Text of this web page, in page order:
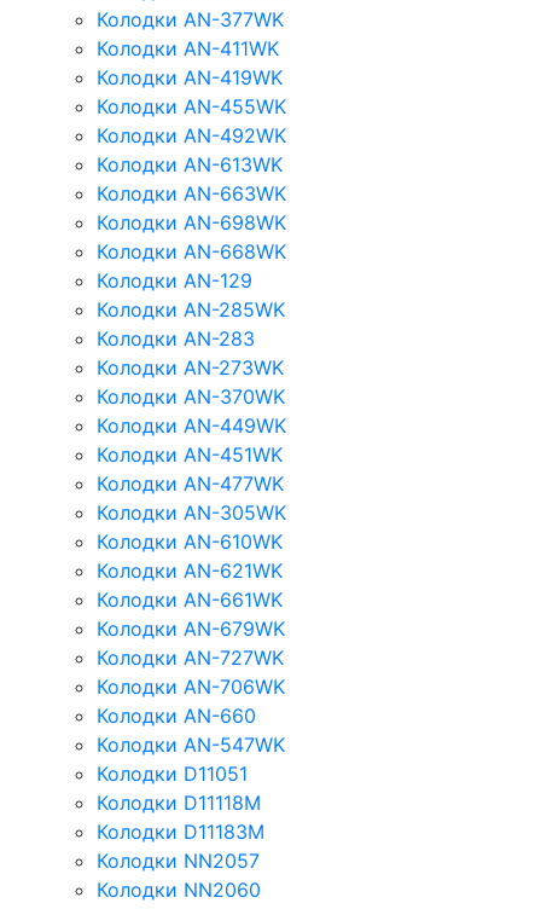
Колодки AN-377WK
Колодки AN-411WK
Колодки AN-419WK
Колодки AN-455WK
Колодки AN-492WK
Колодки AN-613WK
Колодки AN-663WK
Колодки AN-698WK
Колодки AN-668WK
Колодки AN-129
Колодки AN-285WK
Колодки AN-283
Колодки AN-273WK
Колодки AN-370WK
Колодки AN-449WK
Колодки AN-451WK
Колодки AN-477WK
Колодки AN-305WK
Колодки AN-610WK
Колодки AN-621WK
Колодки AN-661WK
Колодки AN-679WK
Колодки AN-727WK
Колодки AN-706WK
Колодки AN-660
Колодки AN-547WK
Колодки D11051
Колодки D11118M
Колодки D11183M
Колодки NN2057
Колодки NN2060